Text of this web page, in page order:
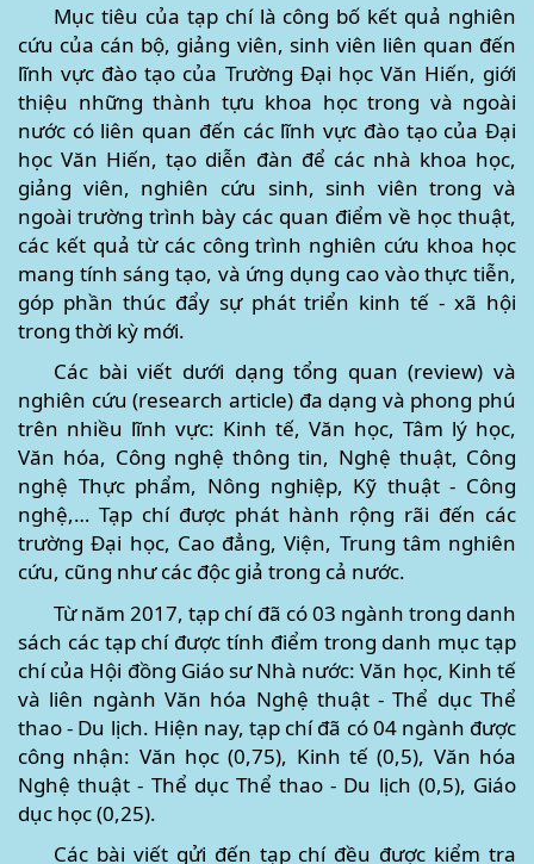
Mục tiêu của tạp chí là công bố kết quả nghiên
cứu của cán bộ, giảng viên, sinh viên liên quan đến
lĩnh vực đào tạo của Trường Đại học Văn Hiến, giới
thiệu những thành tựu khoa học trong và ngoài
nước có liên quan đến các lĩnh vực đào tạo của Đại
học Văn Hiến, tạo diễn đàn để các nhà khoa học,
giảng viên, nghiên cứu sinh, sinh viên trong và
ngoài trường trình bày các quan điểm về học thuật,
các kết quả từ các công trình nghiên cứu khoa học
mang tính sáng tạo, và ứng dụng cao vào thực tiễn,
góp phần thúc đẩy sự phát triển kinh tế - xã hội
trong thời kỳ mới.
Các bài viết dưới dạng tổng quan (review) và
nghiên cứu (research article) đa dạng và phong phú
trên nhiều lĩnh vực: Kinh tế, Văn học, Tâm lý học,
Văn hóa, Công nghệ thông tin, Nghệ thuật, Công
nghệ Thực phẩm, Nông nghiệp, Kỹ thuật - Công
nghệ,… Tạp chí được phát hành rộng rãi đến các
trường Đại học, Cao đẳng, Viện, Trung tâm nghiên
cứu, cũng như các độc giả trong cả nước.
Từ năm 2017, tạp chí đã có 03 ngành trong danh
sách các tạp chí được tính điểm trong danh mục tạp
chí của Hội đồng Giáo sư Nhà nước: Văn học, Kinh tế
và liên ngành Văn hóa Nghệ thuật - Thể dục Thể
thao - Du lịch. Hiện nay, tạp chí đã có 04 ngành được
công nhận: Văn học (0,75), Kinh tế (0,5), Văn hóa
Nghệ thuật - Thể dục Thể thao - Du lịch (0,5), Giáo
dục học (0,25).
Các bài viết gửi đến tạp chí đều được kiểm tra